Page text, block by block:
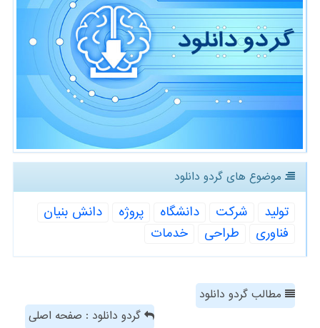
موضوع های گردو دانلود
تولید شركت دانشگاه پروژه
دانش بنیان
فناوری
طراحی خدمات
مطالب گردو دانلود
گردو دانلود : صفحه اصلی